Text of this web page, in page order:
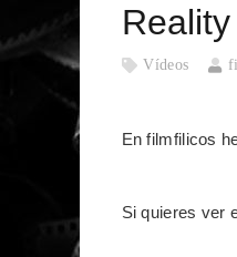
Vídeos
En filmfilicos
Si quieres ver